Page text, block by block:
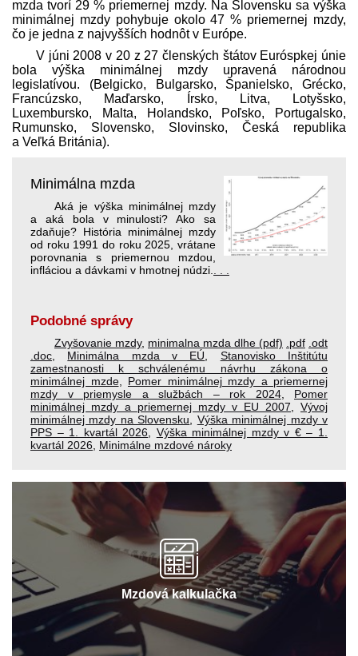
mzda tvorí 29 % priemernej mzdy. Na Slovensku sa výška
minimálnej mzdy pohybuje okolo 47 % priemernej mzdy,
čo je jedna z najvyšších hodnôt v Európe.
V júni 2008 v 20 z 27 členských štátov Euróspkej únie
bola výška minimálnej mzdy upravená národnou
legislatívou. (Belgicko, Bulgarsko, Španielsko, Grécko,
Francúzsko, Maďarsko, Írsko, Litva, Lotyšsko,
Luxembursko, Malta, Holandsko, Poľsko, Portugalsko,
Rumunsko, Slovensko, Slovinsko, Česká republika
a Veľká Británia).
Minimálna mzda
Aká je výška minimálnej mzdy
a aká bola v minulosti? Ako sa
zdaňuje? História minimálnej mzdy
od roku 1991 do roku 2025, vrátane
porovnania s priemernou mzdou,
infláciou a dávkami v hmotnej núdzi.
Podobné správy
Zvyšovanie mzdy, minimalna mzda dlhe (pdf) .pdf .odt
.doc
Minimálna mzda v EÚ
Stanovisko Inštitútu
zamestnanosti k schválenému návrhu zákona o
minimálnej mzde, Pomer minimálnej mzdy a priemernej
mzdy v priemysle a službách – rok 2024, Pomer
minimálnej mzdy a priemernej mzdy v EU 2007
Vývoj
minimálnej mzdy na Slovensku
Výška minimálnej mzdy v
PPS – 1. kvartál 2026
Výška minimálnej mzdy v € – 1.
kvartál 2026
Minimálne mzdové nároky
Mzdová kalkulačka